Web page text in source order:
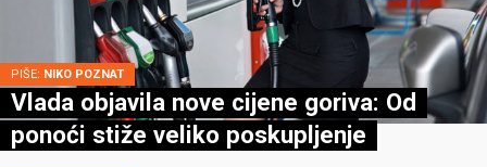
PIŠE: NIKO POZNAT
Vlada objavila nove cijene goriva: Od
ponoći stiže veliko poskupljenje